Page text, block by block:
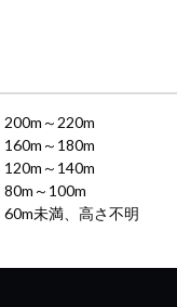
200m～220m
160m～180m
120m～140m
80m～100m
60m未満、高さ不明